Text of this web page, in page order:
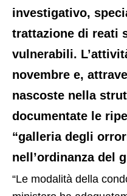
investigativo,
trattazione di reati
vulnerabili.
novembre e,
nascoste nella
documentate le
“galleria degli
nell’ordinanza del
“Le modalità della